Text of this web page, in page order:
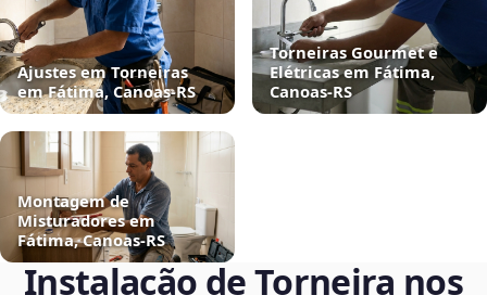
Ajustes em Torneiras
em Fátima, Canoas‑RS
Torneiras Gourmet e
Elétricas em Fátima,
Canoas‑RS
Montagem de
Misturadores em
Fátima, Canoas‑RS
Instalação de Torneira nos